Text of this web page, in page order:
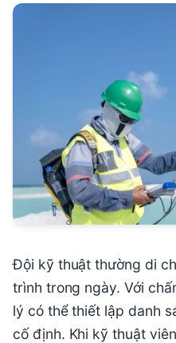
Đội kỹ thuật thường di
trình trong ngày. Với
lý có thể thiết lập danh
cố định. Khi kỹ thuật